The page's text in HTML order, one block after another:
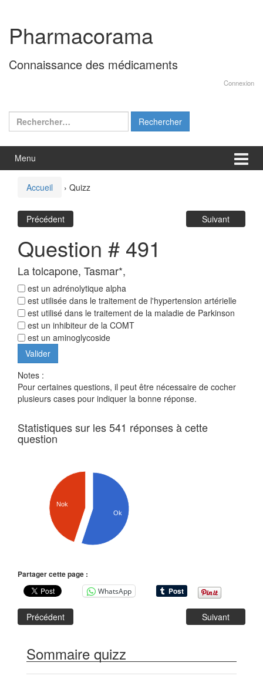
contenu
menu
principal
Pharmacorama
Connaissance des médicaments
Connexion
Rechercher :
Menu
Accueil › Quizz
Précédent Suivant
Question # 491
La tolcapone, Tasmar*,
est un adrénolytique alpha
est utilisée dans le traitement de l'hypertension artérielle
est utilisé dans le traitement de la maladie de Parkinson
est un inhibiteur de la COMT
est un aminoglycoside
Notes :
Pour certaines questions, il peut être nécessaire de cocher
plusieurs cases pour indiquer la bonne réponse.
Statistiques sur les 541 réponses à cette
question
Nok
Ok
Partager cette page :
WhatsApp
Précédent Suivant
Sommaire quizz